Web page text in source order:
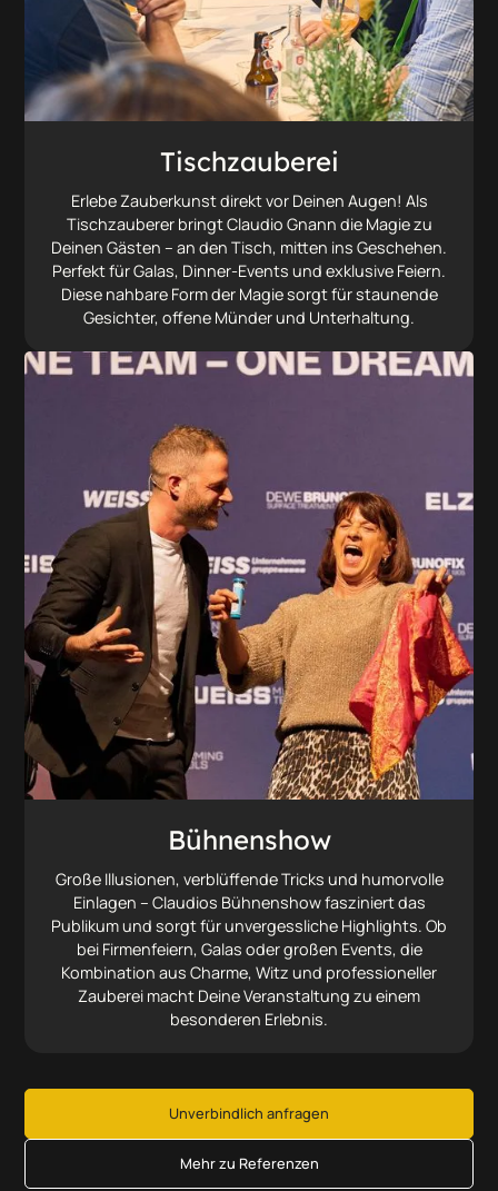
Tischzauberei
Erlebe Zauberkunst direkt vor Deinen Augen! Als
Tischzauberer bringt Claudio Gnann die Magie zu
Deinen Gästen – an den Tisch, mitten ins Geschehen.
Perfekt für Galas, Dinner-Events und exklusive Feiern.
Diese nahbare Form der Magie sorgt für staunende
Gesichter, offene Münder und Unterhaltung.
Bühnenshow
Große Illusionen, verblüffende Tricks und humorvolle
Einlagen – Claudios Bühnenshow fasziniert das
Publikum und sorgt für unvergessliche Highlights. Ob
bei Firmenfeiern, Galas oder großen Events, die
Kombination aus Charme, Witz und professioneller
Zauberei macht Deine Veranstaltung zu einem
besonderen Erlebnis.
Unverbindlich anfragen
Mehr zu Referenzen